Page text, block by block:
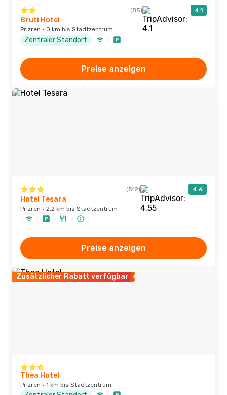
(85) 4.1
Bruti Hotel
Prizren · 0 km bis Stadtzentrum
Zentraler Standort
Preise anzeigen
(512) 4.6
Hotel Tesara
Prizren · 2.2 km bis Stadtzentrum
Preise anzeigen
Zusätzlicher Rabatt verfügbar
Thea Hotel
Prizren · 1 km bis Stadtzentrum